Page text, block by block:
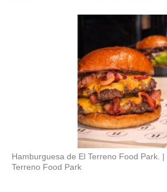
Hamburguesa de El Terreno Food Park.
Terreno Food Park